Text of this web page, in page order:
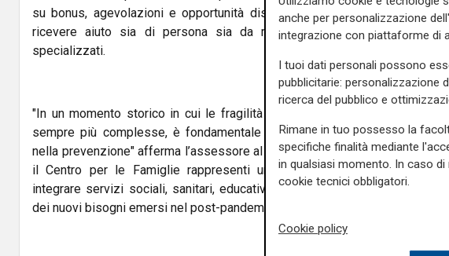
su bonus, agevolazioni e opportunità disponibili sul territorio, con la
ricevere aiuto sia di persona sia da remoto grazie alla presenza
specializzati.
"In un momento storico in cui le fragilità aumentano e le sfide educative
sempre più complesse, è fondamentale rafforzare la rete di sostegno
nella prevenzione" afferma l’assessore al Welfare Cristina Lodi. Lodi
il Centro per le Famiglie rappresenti un vero presidio di prossimità,
integrare servizi sociali, sanitari, educativi e realtà del terzo settore,
dei nuovi bisogni emersi nel post-pandemia e delle potenzialità offerte dal
anche per personalizzazione
integrazione con piattaforme di
I tuoi dati personali possono
pubblicitarie: personalizzazione
ricerca del pubblico e
Rimane in tuo possesso la
specifiche finalità mediante
in qualsiasi momento. In caso
cookie tecnici obbligatori.
Cookie policy